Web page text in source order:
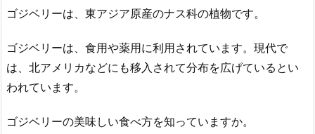
ゴジベリーは、東アジア原産のナス科の植物です。
ゴジベリーは、食用や薬用に利用されています。現代で
は、北アメリカなどにも移入されて分布を広げているとい
われています。
ゴジベリーの美味しい食べ方を知っていますか。